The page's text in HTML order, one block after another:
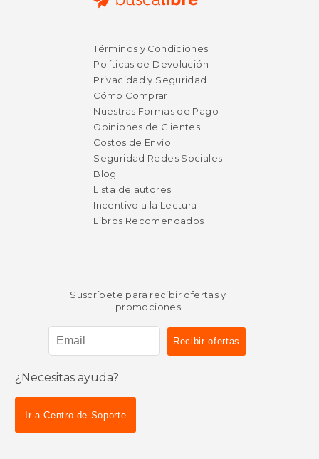
Términos y Condiciones
Políticas de Devolución
Privacidad y Seguridad
Cómo Comprar
Nuestras Formas de Pago
Opiniones de Clientes
Costos de Envío
Seguridad Redes Sociales
Blog
Lista de autores
Incentivo a la Lectura
Libros Recomendados
Suscríbete para recibir ofertas y
promociones
¿Necesitas ayuda?
Ir a Centro de Soporte